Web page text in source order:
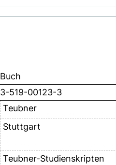
Buch
3-519-00123-3
Teubner
Stuttgart
Teubner-Studienskripten